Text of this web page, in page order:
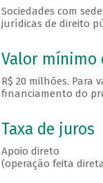
Sociedades com
jurídicas de direito
Valor mínimo
R$ 20 milhões. Para
financiamento do
Taxa de juros
Apoio direto
(operação feita